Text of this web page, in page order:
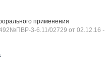
применения
3-6.11/02729 от 02.12.16 -